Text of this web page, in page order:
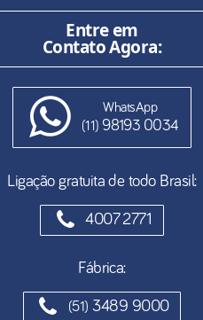
Entre em
Contato Agora:
WhatsApp
(11) 98193 0034
Ligação gratuita de todo Brasil:
4007 2771
Fábrica:
(51) 3489 9000